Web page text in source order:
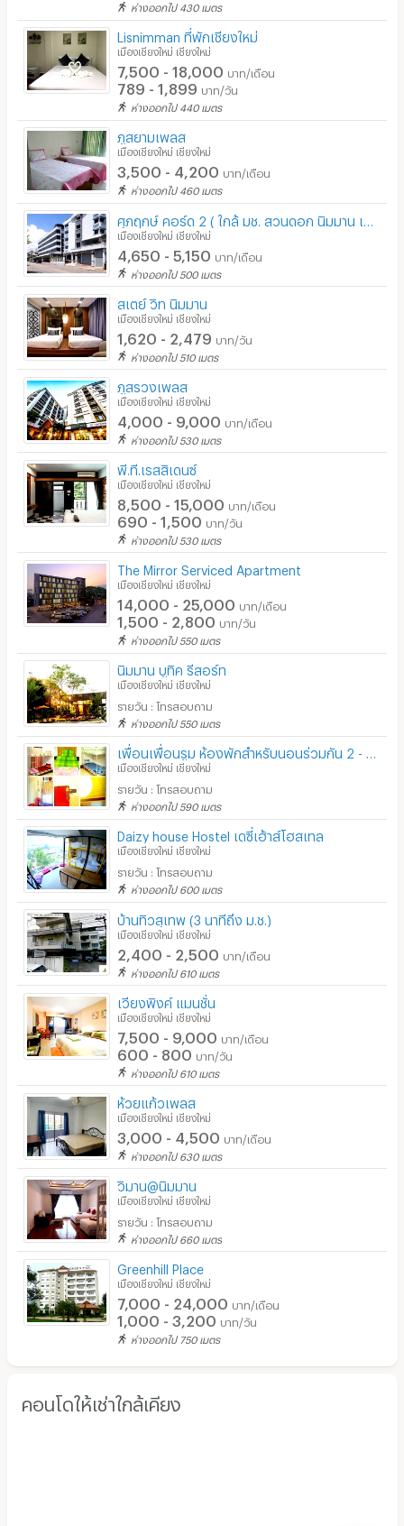
ห่างออกไป 430 เมตร
Lisnimman ที่พักเชียงใหม่
เมืองเชียงใหม่ เชียงใหม่
7,500 - 18,000 บาท/เดือน
789 - 1,899 บาท/วัน
ห่างออกไป 440 เมตร
ภูสยามเพลส
เมืองเชียงใหม่ เชียงใหม่
3,500 - 4,200 บาท/เดือน
ห่างออกไป 460 เมตร
เมืองเชียงใหม่ เชียงใหม่
4,650 - 5,150 บาท/เดือน
ห่างออกไป 500 เมตร
สเตย์ วิท นิมมาน
เมืองเชียงใหม่ เชียงใหม่
1,620 - 2,479 บาท/วัน
ห่างออกไป 510 เมตร
ภูสรวงเพลส
เมืองเชียงใหม่ เชียงใหม่
4,000 - 9,000 บาท/เดือน
ห่างออกไป 530 เมตร
พี.ที.เรสสิเดนซ์
เมืองเชียงใหม่ เชียงใหม่
8,500 - 15,000 บาท/เดือน
690 - 1,500 บาท/วัน
ห่างออกไป 530 เมตร
The Mirror Serviced Apartment
เมืองเชียงใหม่ เชียงใหม่
14,000 - 25,000 บาท/เดือน
1,500 - 2,800 บาท/วัน
ห่างออกไป 550 เมตร
นิมมาน บูทิค รีสอร์ท
เมืองเชียงใหม่ เชียงใหม่
รายวัน : โทรสอบถาม
ห่างออกไป 550 เมตร
เมืองเชียงใหม่ เชียงใหม่
รายวัน : โทรสอบถาม
ห่างออกไป 590 เมตร
Daizy house Hostel เดซี่เฮ้าส์โฮสเทล
เมืองเชียงใหม่ เชียงใหม่
รายวัน : โทรสอบถาม
ห่างออกไป 600 เมตร
บ้านทิวสุเทพ (3 นาทีถึง ม.ช.)
เมืองเชียงใหม่ เชียงใหม่
2,400 - 2,500 บาท/เดือน
ห่างออกไป 610 เมตร
เวียงพิงค์ แมนชั่น
เมืองเชียงใหม่ เชียงใหม่
7,500 - 9,000 บาท/เดือน
600 - 800 บาท/วัน
ห่างออกไป 610 เมตร
ห้วยแก้วเพลส
เมืองเชียงใหม่ เชียงใหม่
3,000 - 4,500 บาท/เดือน
ห่างออกไป 630 เมตร
วิมาน@นิมมาน
เมืองเชียงใหม่ เชียงใหม่
รายวัน : โทรสอบถาม
ห่างออกไป 660 เมตร
Greenhill Place
เมืองเชียงใหม่ เชียงใหม่
7,000 - 24,000 บาท/เดือน
1,000 - 3,200 บาท/วัน
ห่างออกไป 750 เมตร
คอนโดให้เช่าใกล้เคียง